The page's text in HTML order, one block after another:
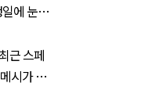
에 눈물
근 스페
시가 기